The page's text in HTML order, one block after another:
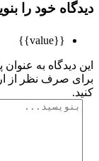
خود را بنویسید
به عنوان
صرف نظر از ارسال